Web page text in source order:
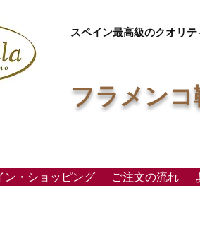
スペイン最高級のクオリ
フラメン
ン・ショッピング ご注文の流れ